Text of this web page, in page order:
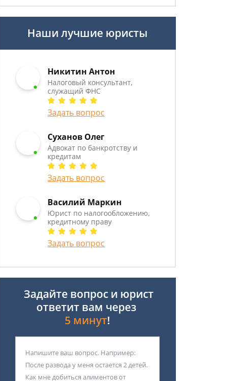
Наши лучшие юристы
Никитин Антон
Налоговый консультант,
служащий ФНС
Задать вопрос
Суханов Олег
Адвокат по банкротству и
кредитам
Задать вопрос
Василий Маркин
Юрист по налогообложению,
кредитному праву
Задать вопрос
Задайте вопрос и юрист
ответит вам через
5 минут!